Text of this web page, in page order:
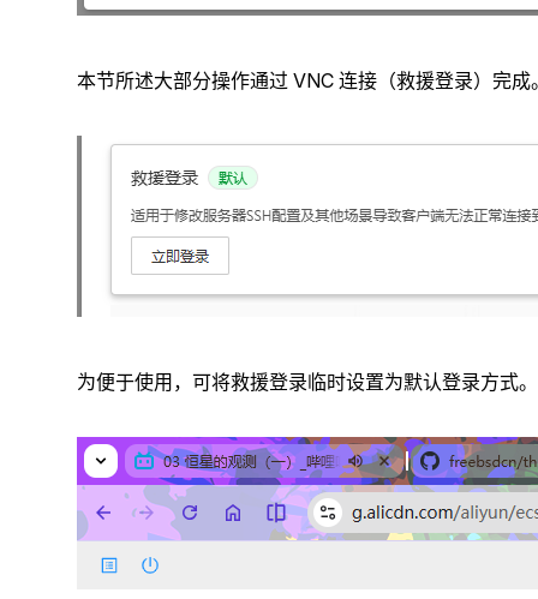
本节所述大部分操作通过 VNC 连接（救援登录）完成
为便于使用，可将救援登录临时设置为默认登录方式。